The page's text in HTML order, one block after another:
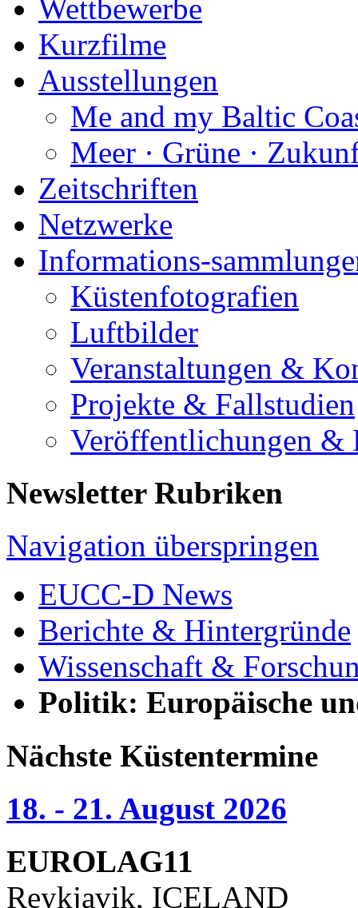
Wettbewerbe
Kurzfilme
Ausstellungen
Me and my Baltic
Meer · Grüne ·
Zeitschriften
Netzwerke
Informations-
Küstenfotografien
Luftbilder
Veranstaltungen &
Projekte & Fallstudien
Veröffentlichungen &
Newsletter Rubriken
Navigation überspringen
EUCC-D News
Berichte & Hintergründe
Wissenschaft &
Politik: Europäische
Nächste Küstentermine
18. - 21. August 2026
EUROLAG11
Reykjavik, ICELAND